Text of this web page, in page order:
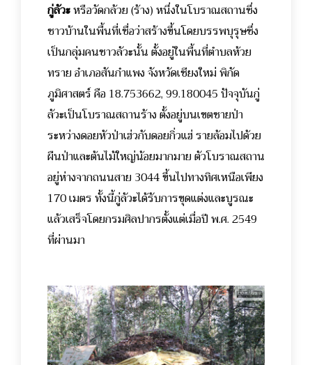
กู่ลัวะหรือวัดกล้วย (ร้าง) หนึ่งในโบราณสถานซึ่ง
ชาวบ้านในพื้นที่เชื่อว่าสร้างขึ้นโดยบรรพบุรุษซึ่ง
เป็นกลุ่มคนชาวลัวะนั้น ตั้งอยู่ในพื้นที่ตำบลห้วย
ทราย อำเภอสันกำแพง จังหวัดเชียงใหม่ พิกัด
ภูมิศาสตร์ คือ 18.753662, 99.180045 ปัจจุบันกู่
ลัวะเป็นโบราณสถานร้าง ตั้งอยู่บนเขตชายป่า
ระหว่างดอยหัวป่าเฮ่วกับดอยกิ่วแฮ่ รายล้อมไปด้วย
ผืนป่าและต้นไม้ใหญ่น้อยมากมาย ตัวโบราณสถาน
อยู่ห่างจากถนนสาย 3044 ขึ้นไปทางทิศเหนือเพียง
170 เมตร ทั้งนี้กู่ลัวะได้รับการขุดแต่งและบูรณะ
แล้วเสร็จโดยกรมศิลปากรตั้งแต่เมื่อปี พ.ศ. 2549
ที่ผ่านมา